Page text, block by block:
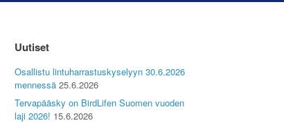
Uutiset
Osallistu lintuharrastuskyselyyn 30.6.2026
mennessä 25.6.2026
Tervapääsky on BirdLifen Suomen vuoden
laji 2026! 15.6.2026